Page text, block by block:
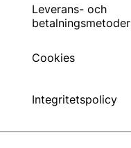
Leverans- och
betalningsmetoder
Cookies
Integritetspolicy